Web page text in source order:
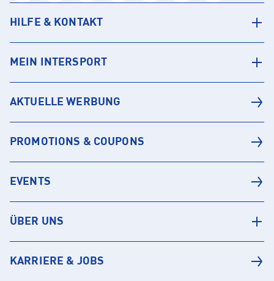
HILFE & KONTAKT
MEIN INTERSPORT
AKTUELLE WERBUNG
PROMOTIONS & COUPONS
EVENTS
ÜBER UNS
KARRIERE & JOBS